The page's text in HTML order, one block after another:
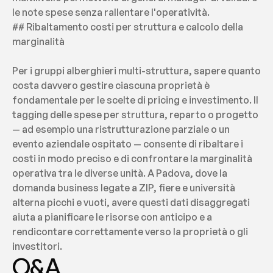
le note spese senza rallentare l'operatività.
## Ribaltamento costi per struttura e calcolo della
marginalità
Per i gruppi alberghieri multi-struttura, sapere quanto
costa davvero gestire ciascuna proprietà è
fondamentale per le scelte di pricing e investimento. Il
tagging delle spese per struttura, reparto o progetto
— ad esempio una ristrutturazione parziale o un
evento aziendale ospitato — consente di ribaltare i
costi in modo preciso e di confrontare la marginalità
operativa tra le diverse unità. A Padova, dove la
domanda business legate a ZIP, fiere e università
alterna picchi e vuoti, avere questi dati disaggregati
aiuta a pianificare le risorse con anticipo e a
rendicontare correttamente verso la proprietà o gli
investitori.
Q&A